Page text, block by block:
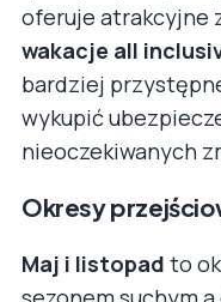
oferuje atrakcyjne
wakacje all
bardziej
wykupić
nieoczekiwanych
Okresy
Maj i listopad to